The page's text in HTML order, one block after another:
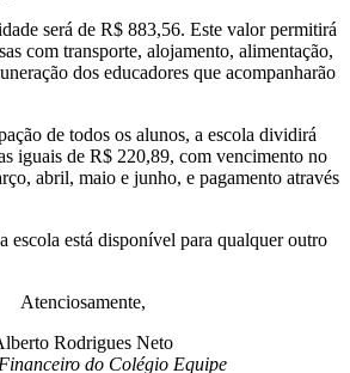
será de R$ 883,56. Este valor permitirá
com transporte, alojamento, alimentação,
dos educadores que acompanharão
de todos os alunos, a escola dividirá
iguais de R$ 220,89, com vencimento no
abril, maio e junho, e pagamento através
escola está disponível para qualquer outro
Atenciosamente,
Rodrigues Neto
do Colégio Equipe